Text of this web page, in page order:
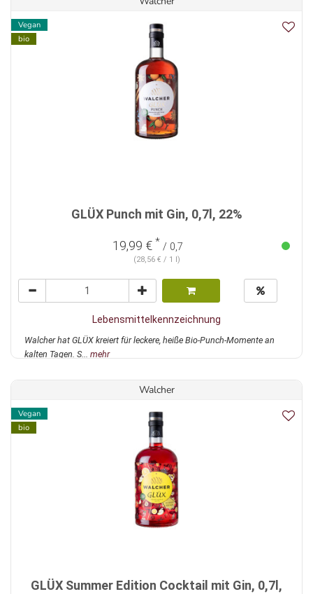
Vegan
bio
GLÜX Punch mit Gin, 0,7l, 22%
19,99 € * / 0,7
(28,56 € / 1 l)
Lebensmittelkennzeichnung
Walcher hat GLÜX kreiert für leckere, heiße Bio-Punch-Momente an
kalten Tagen. S... mehr
Walcher
Vegan
bio
GLÜX Summer Edition Cocktail mit Gin, 0,7l,